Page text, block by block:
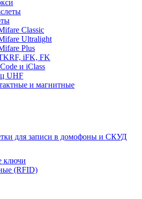
Classic
Ultralight
Plus
iFK, FK
и iClass
UHF
и магнитные
для записи в домофоны и СКУД
ключи
(RFID)